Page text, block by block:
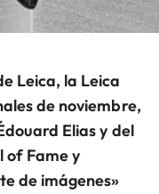
Leica, la Leica
de noviembre,
Elias y del
of Fame y
de imágenes»